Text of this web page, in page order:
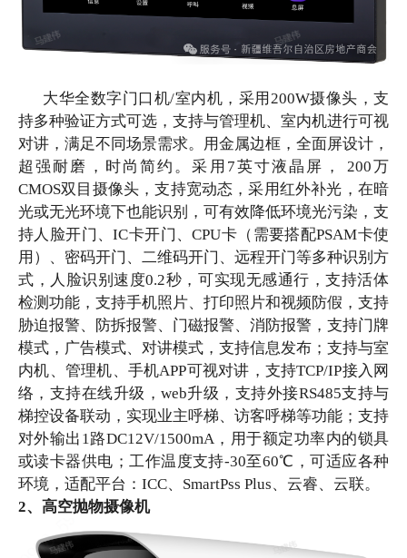
大华全数字门口机/室内机，采用200W摄像头，支
持多种验证方式可选，支持与管理机、室内机进行可视
对讲，满足不同场景需求。用金属边框，全面屏设计，
超强耐磨，时尚简约。采用7英寸液晶屏， 200万
CMOS双目摄像头，支持宽动态，采用红外补光，在暗
光或无光环境下也能识别，可有效降低环境光污染，支
持人脸开门、IC卡开门、CPU卡（需要搭配PSAM卡使
用）、密码开门、二维码开门、远程开门等多种识别方
式，人脸识别速度0.2秒，可实现无感通行，支持活体
检测功能，支持手机照片、打印照片和视频防假，支持
胁迫报警、防拆报警、门磁报警、消防报警，支持门牌
模式，广告模式、对讲模式，支持信息发布；支持与室
内机、管理机、手机APP可视对讲，支持TCP/IP接入网
络，支持在线升级，web升级，支持外接RS485支持与
梯控设备联动，实现业主呼梯、访客呼梯等功能；支持
对外输出1路DC12V/1500mA，用于额定功率内的锁具
或读卡器供电；工作温度支持-30至60℃，可适应各种
环境，适配平台：ICC、SmartPss Plus、云睿、云联。
2、高空抛物摄像机